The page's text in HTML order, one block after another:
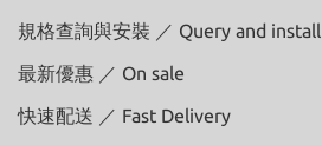
規格查詢與安裝 ／ Query and install
最新優惠 ／ On sale
快速配送 ／ Fast Delivery